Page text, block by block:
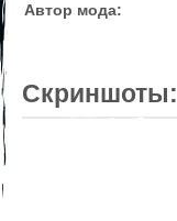
Автор мода:
Скриншоты: